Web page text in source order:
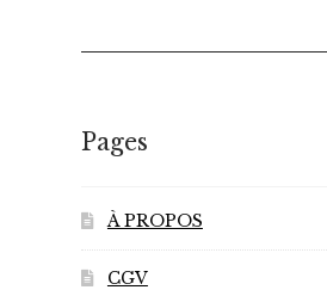
du
Pages
À PROPOS
CGV